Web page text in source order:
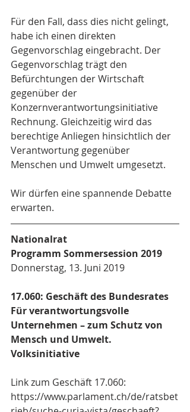
Für den Fall, dass dies nicht gelingt,
habe ich einen direkten
Gegenvorschlag eingebracht. Der
Gegenvorschlag trägt den
Befürchtungen der Wirtschaft
gegenüber der
Konzernverantwortungsinitiative
Rechnung. Gleichzeitig wird das
berechtige Anliegen hinsichtlich der
Verantwortung gegenüber
Menschen und Umwelt umgesetzt.
Wir dürfen eine spannende Debatte
erwarten.
Nationalrat
Programm Sommersession 2019
Donnerstag, 13. Juni 2019
17.060: Geschäft des Bundesrates
Für verantwortungsvolle
Unternehmen – zum Schutz von
Mensch und Umwelt.
Volksinitiative
Link zum Geschäft 17.060:
https://www.parlament.ch/de/ratsbet